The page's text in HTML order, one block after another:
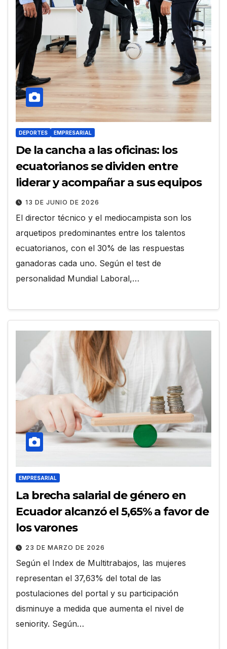
DEPORTES EMPRESARIAL
De la cancha a las oficinas: los
ecuatorianos se dividen entre
liderar y acompañar a sus equipos
13 DE JUNIO DE 2026
El director técnico y el mediocampista son los
arquetipos predominantes entre los talentos
ecuatorianos, con el 30% de las respuestas
ganadoras cada uno. Según el test de
personalidad Mundial Laboral,…
EMPRESARIAL
La brecha salarial de género en
Ecuador alcanzó el 5,65% a favor de
los varones
23 DE MARZO DE 2026
Según el Index de Multitrabajos, las mujeres
representan el 37,63% del total de las
postulaciones del portal y su participación
disminuye a medida que aumenta el nivel de
seniority. Según…